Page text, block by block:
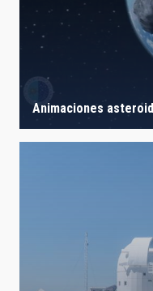
Animaciones